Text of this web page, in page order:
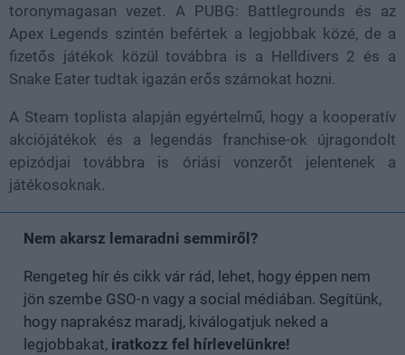
toronymagasan vezet. A PUBG: Battlegrounds és az
Apex Legends szintén befértek a legjobbak közé, de a
fizetős játékok közül továbbra is a Helldivers 2 és a
Snake Eater tudtak igazán erős számokat hozni.
A Steam toplista alapján egyértelmű, hogy a kooperatív
akciójátékok és a legendás franchise-ok újragondolt
epizódjai továbbra is óriási vonzerőt jelentenek a
játékosoknak.
Nem akarsz lemaradni semmiről?
Rengeteg hír és cikk vár rád, lehet, hogy éppen nem
jön szembe GSO-n vagy a social médiában. Segítünk,
hogy naprakész maradj, kiválogatjuk neked a
legjobbakat, iratkozz fel hírlevelünkre!